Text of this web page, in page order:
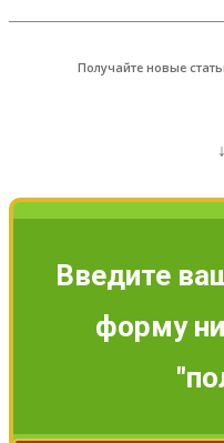
Получайте новые
Введите
форму